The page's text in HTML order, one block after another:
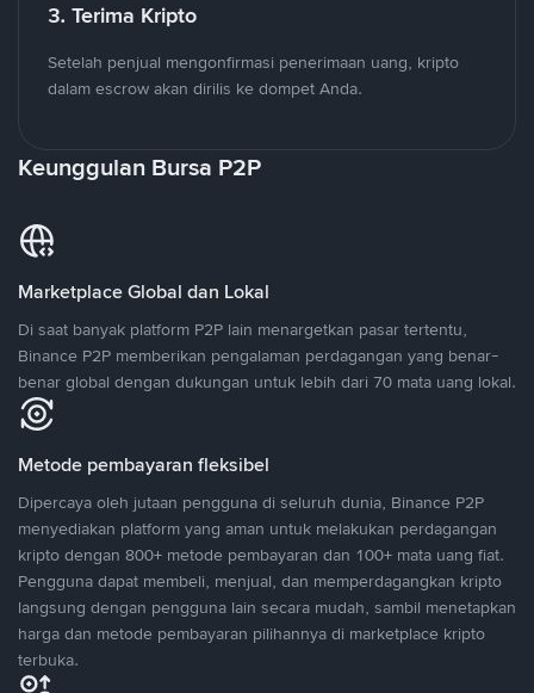
3. Terima Kripto
Setelah penjual mengonfirmasi penerimaan uang, kripto
dalam escrow akan dirilis ke dompet Anda.
Keunggulan Bursa P2P
Marketplace Global dan Lokal
Di saat banyak platform P2P lain menargetkan pasar tertentu,
Binance P2P memberikan pengalaman perdagangan yang benar-
benar global dengan dukungan untuk lebih dari 70 mata uang lokal.
Metode pembayaran fleksibel
Dipercaya oleh jutaan pengguna di seluruh dunia, Binance P2P
menyediakan platform yang aman untuk melakukan perdagangan
kripto dengan 800+ metode pembayaran dan 100+ mata uang fiat.
Pengguna dapat membeli, menjual, dan memperdagangkan kripto
langsung dengan pengguna lain secara mudah, sambil menetapkan
harga dan metode pembayaran pilihannya di marketplace kripto
terbuka.